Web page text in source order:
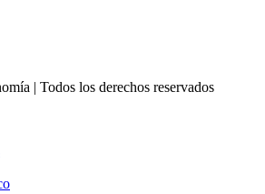
| Todos los derechos reservados